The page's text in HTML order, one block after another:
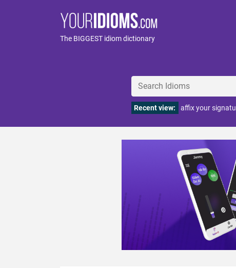
The BIGGEST idiom dictionary
Recent view: affix your